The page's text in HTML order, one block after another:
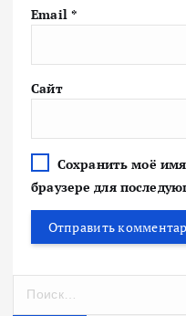
Email *
Сайт
Сохранить моё
браузере для